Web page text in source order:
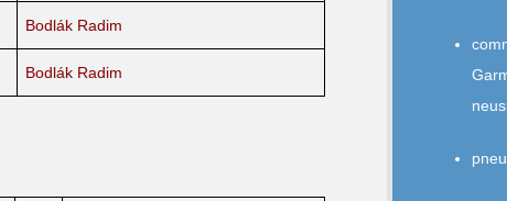
Bodlák Radim
Bodlák Radim